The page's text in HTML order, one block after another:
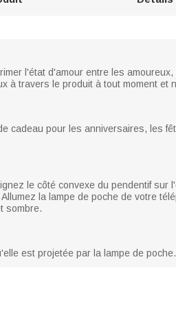
l'état d'amour entre les
à travers le produit à tout moment et
cadeau pour les anniversaires, les
le côté convexe du pendentif sur
la lampe de poche de votre
sombre.
est projetée par la lampe de poche.